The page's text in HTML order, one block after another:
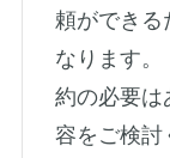
頼ができる
なります。
約の必要は
容をご検討